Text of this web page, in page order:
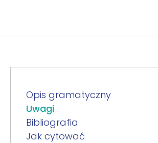
Opis gramatyczny
Uwagi
Bibliografia
Jak cytować